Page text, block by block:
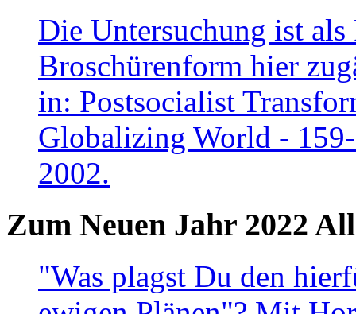
Die Untersuchung ist
Broschürenform hier
in: Postsocialist
Globalizing World -
2002.
Zum Neuen Jahr 2022
"Was plagst Du den